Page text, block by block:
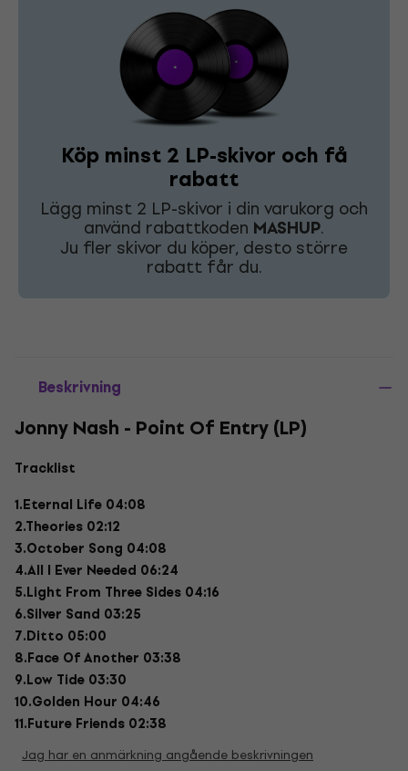
Köp minst 2 LP-skivor och få
rabatt
Lägg minst 2 LP-skivor i din varukorg och
använd rabattkoden MASHUP.
Ju fler skivor du köper, desto större
rabatt får du.
Beskrivning
Jonny Nash - Point Of Entry (LP)
Tracklist
1.Eternal Life 04:08
2.Theories 02:12
3.October Song 04:08
4.All I Ever Needed 06:24
5.Light From Three Sides 04:16
6.Silver Sand 03:25
7.Ditto 05:00
8.Face Of Another 03:38
9.Low Tide 03:30
10.Golden Hour 04:46
11.Future Friends 02:38
Jag har en anmärkning angående beskrivningen